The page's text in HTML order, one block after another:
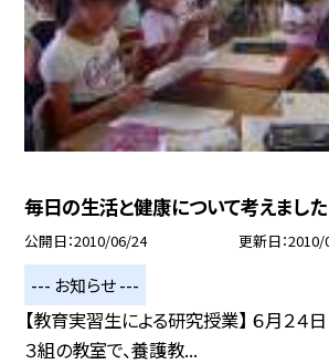
毎日の生活と健康について考えました
公開日 2010/06/24 更新日 2010/
--- お知らせ ---
【教育実習生による研究授業】 ６月２４日
３組の教室で、養護教...